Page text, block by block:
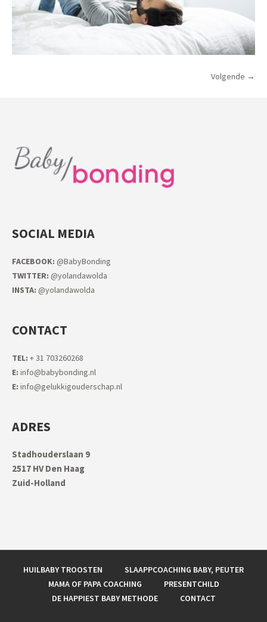
Volgende →
SOCIAL MEDIA
FACEBOOK: @BabyBonding
TWITTER: @yolandawolda
INSTA: @yolandawolda
CONTACT
TEL: + 31 703260268
E: info@babybonding.nl
E: info@gelukkigouderschap.nl
ADRES
Stadhouderslaan 9
2517 HV Den Haag
Zuid-Holland
HUILBABY TROOSTEN
SLAAPPCOACHING BABY, PEUTER
MAMA OF PAPA COACHING
PRESENTCHILD
DE HAPPIEST BABY METHODE
CONTACT